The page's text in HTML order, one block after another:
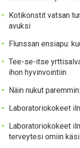
Kotikonstit vatsan
avuksi
Flunssan ensiapu:
Tee-se-itse
ihon hyvinvointiin
Näin nukut
Laboratoriokokeet
Laboratoriokokeet
terveytesi omiin